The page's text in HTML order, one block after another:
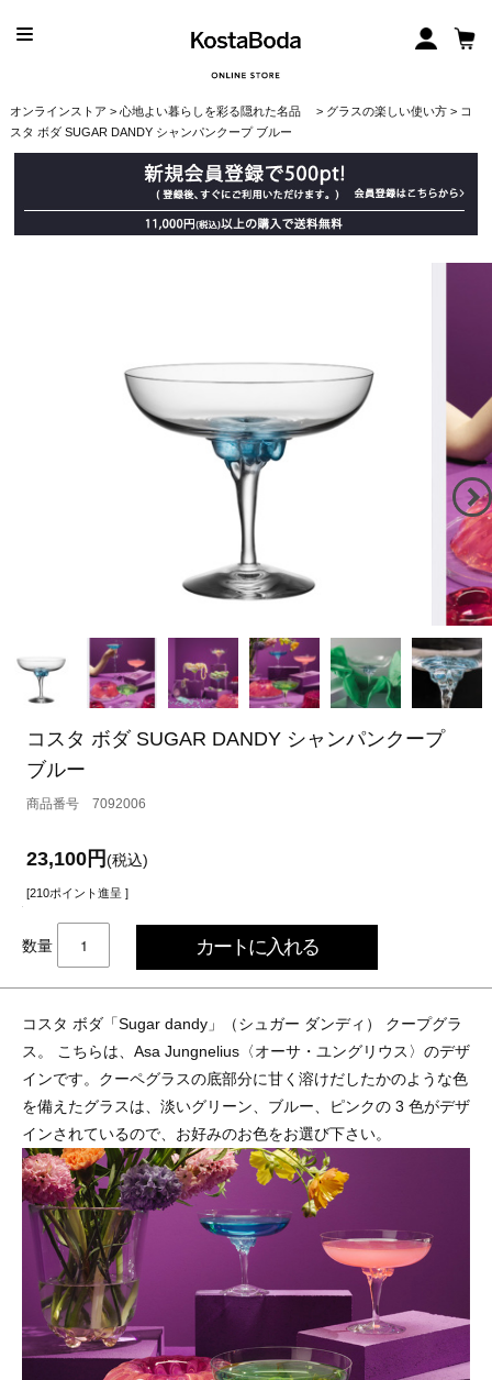
オンラインストア > 心地よい暮らしを彩る隠れた名品 > グラスの楽しい使い方> コ
スタ ボダ SUGAR DANDY シャンパンクープ ブルー
コスタ ボダ SUGAR DANDY シャンパンクープ
ブルー
7092006
23,100円(税込)
[210ポイント進呈 ]
数量
コスタ ボダ「Sugar dandy」（シュガー ダンディ） クープグラ
ス。 こちらは、Asa Jungnelius〈オーサ・ユングリウス〉のデザ
インです。クーペグラスの底部分に甘く溶けだしたかのような色
を備えたグラスは、淡いグリーン、ブルー、ピンクの 3 色がデザ
インされているので、お好みのお色をお選び下さい。